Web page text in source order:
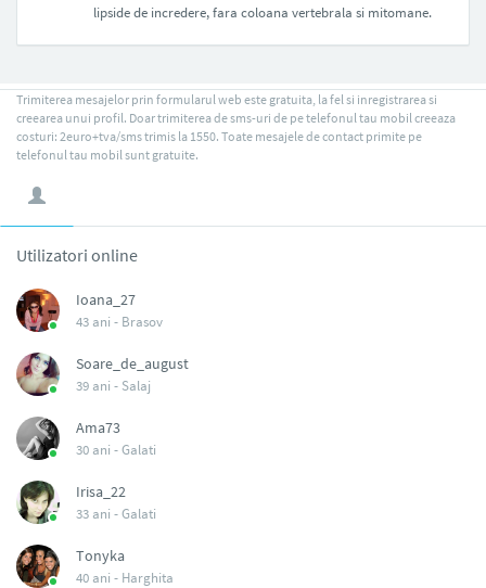
lipside de incredere, fara coloana vertebrala si mitomane.
Trimiterea mesajelor prin formularul web este gratuita, la fel si inregistrarea si
creearea unui profil. Doar trimiterea de sms-uri de pe telefonul tau mobil creeaza
costuri: 2euro+tva/sms trimis la 1550. Toate mesajele de contact primite pe
telefonul tau mobil sunt gratuite.
Utilizatori online
Ioana_27
43 ani - Brasov
Soare_de_august
39 ani - Salaj
Ama73
30 ani -Galati
Irisa_22
33 ani -Galati
Tonyka
40 ani - Harghita